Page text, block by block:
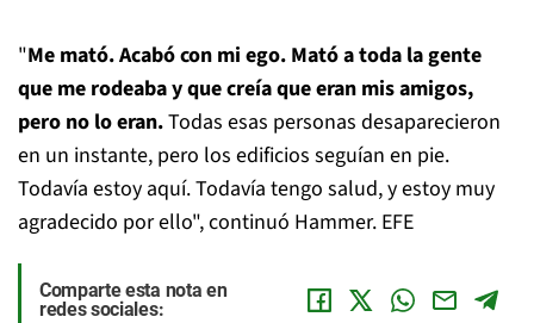
"Me mató. Acabó con mi ego. Mató a toda la gente
que me rodeaba y que creía que eran mis amigos,
pero no lo eran.Todas esas personas desaparecieron
en un instante, pero los edificios seguían en pie.
Todavía estoy aquí. Todavía tengo salud, y estoy muy
agradecido por ello", continuó Hammer. EFE
Comparte esta nota en
redes sociales: